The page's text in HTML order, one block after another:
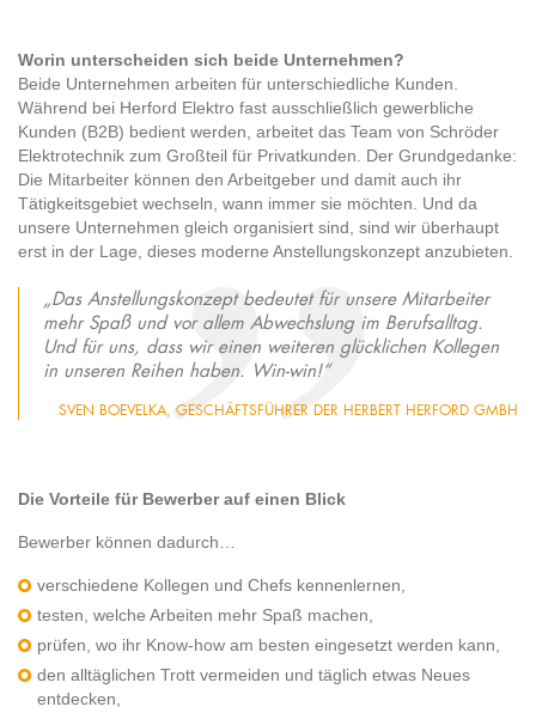
Worin unterscheiden sich beide Unternehmen?
Beide Unternehmen arbeiten für unterschiedliche Kunden.
Während bei Herford Elektro fast ausschließlich gewerbliche
Kunden (B2B) bedient werden, arbeitet das Team von Schröder
Elektrotechnik zum Großteil für Privatkunden. Der Grundgedanke:
Die Mitarbeiter können den Arbeitgeber und damit auch ihr
Tätigkeitsgebiet wechseln, wann immer sie möchten. Und da
unsere Unternehmen gleich organisiert sind, sind wir überhaupt
erst in der Lage, dieses moderne Anstellungskonzept anzubieten.
„Das Anstellungskonzept bedeutet für unsere Mitarbeiter
mehr Spaß und vor allem Abwechslung im Berufsalltag.
Und für uns, dass wir einen weiteren glücklichen Kollegen
in unseren Reihen haben. Win-win!“
SVEN BOEVELKA, GESCHÄFTSFÜHRER DER HERBERT HERFORD GMBH
Die Vorteile für Bewerber auf einen Blick
Bewerber können dadurch…
verschiedene Kollegen und Chefs kennenlernen,
testen, welche Arbeiten mehr Spaß machen,
prüfen, wo ihr Know-how am besten eingesetzt werden kann,
den alltäglichen Trott vermeiden und täglich etwas Neues
entdecken,